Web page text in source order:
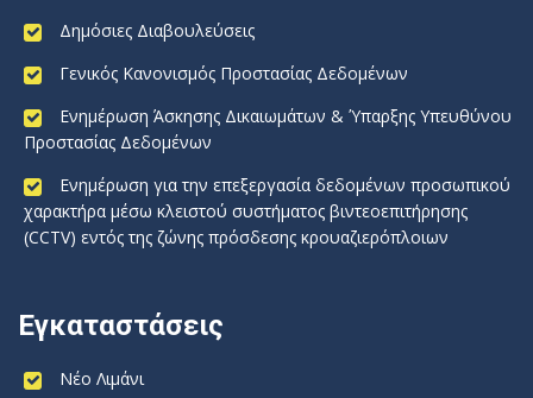
Δημόσιες Διαβουλεύσεις
Γενικός Κανονισμός Προστασίας Δεδομένων
Ενημέρωση Άσκησης Δικαιωμάτων & Ύπαρξης Υπευθύνου
Προστασίας Δεδομένων
Ενημέρωση για την επεξεργασία δεδομένων προσωπικού
χαρακτήρα μέσω κλειστού συστήματος βιντεοεπιτήρησης
(CCTV) εντός της ζώνης πρόσδεσης κρουαζιερόπλοιων
Εγκαταστάσεις
Νέο Λιμάνι